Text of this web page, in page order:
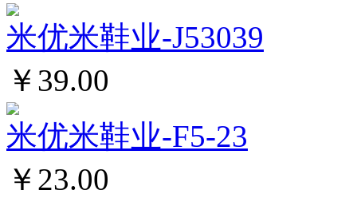
米优米鞋业-J53039
￥39.00
米优米鞋业-F5-23
￥23.00